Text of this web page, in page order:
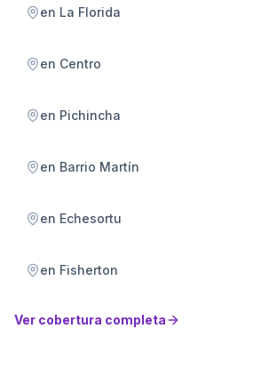
en La Florida
en Centro
en Pichincha
en Barrio Martín
en Echesortu
en Fisherton
Ver cobertura completa